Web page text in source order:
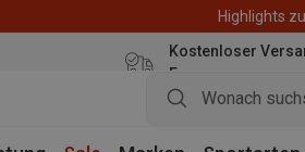
Highlights
Kostenloser
Euro